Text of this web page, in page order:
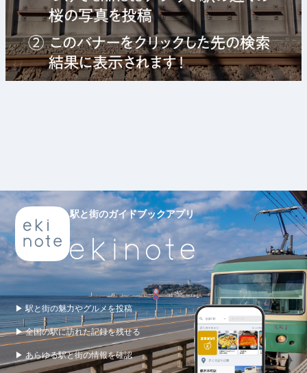
駅と街のガイドブックアプリ
▶ 駅と街の魅力やグルメを投稿
▶ 全国の駅に訪れた記録を残せる
▶ あらゆる駅と街の情報を確認